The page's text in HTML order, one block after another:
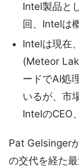
Intel製品と
回、Intelは
Intelは現在
(Meteor
ードでAI処
いるが、市
IntelのCEO
Pat Gelsinger
の交代を経た